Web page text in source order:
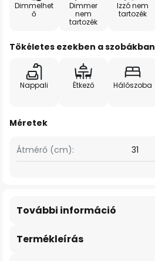
Dimmelhet
ő
Dimmer
nem
tartozék
Izzó nem
tartozék
Tökéletes ezekben a szobákban
Nappali Étkező Hálószoba
Méretek
Átmérő (cm): 31
Termékleírás
További információ